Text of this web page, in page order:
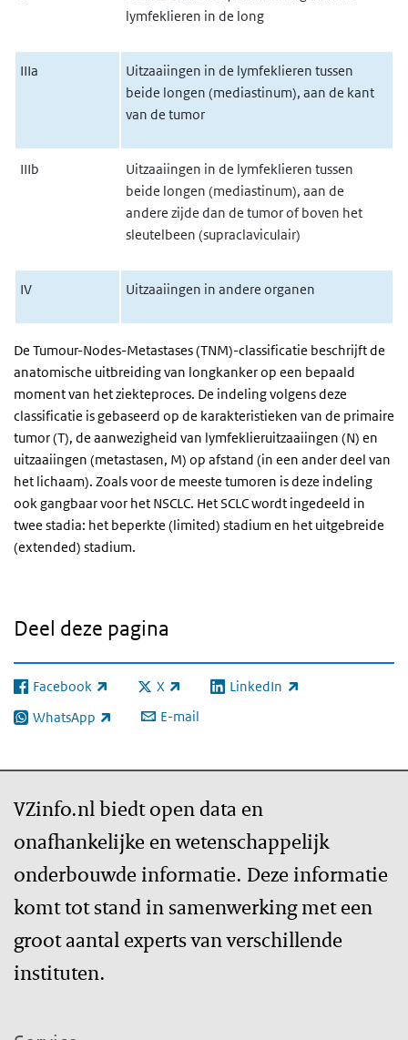
lymfeklieren in de long
IIIa
Uitzaaiingen in de lymfeklieren tussen
beide longen (mediastinum), aan de kant
van de tumor
IIIb
Uitzaaiingen in de lymfeklieren tussen
beide longen (mediastinum), aan de
andere zijde dan de tumor of boven het
sleutelbeen (supraclaviculair)
IV Uitzaaiingen in andere organen
De Tumour-Nodes-Metastases (TNM)-classificatie beschrijft de
anatomische uitbreiding van longkanker op een bepaald
moment van het ziekteproces. De indeling volgens deze
classificatie is gebaseerd op de karakteristieken van de primaire
tumor (T), de aanwezigheid van lymfeklieruitzaaiingen (N) en
uitzaaiingen (metastasen, M) op afstand (in een ander deel van
het lichaam). Zoals voor de meeste tumoren is deze indeling
ook gangbaar voor het NSCLC. Het SCLC wordt ingedeeld in
twee stadia: het beperkte (limited) stadium en het uitgebreide
(extended) stadium.
Deel deze pagina
Facebook
(externe link) X
(externe link) LinkedIn
(externe link)
WhatsApp
(externe link) E-mail
VZinfo.nl biedt open data en
onafhankelijke en wetenschappelijk
onderbouwde informatie. Deze informatie
komt tot stand in samenwerking met een
groot aantal experts van verschillende
instituten.